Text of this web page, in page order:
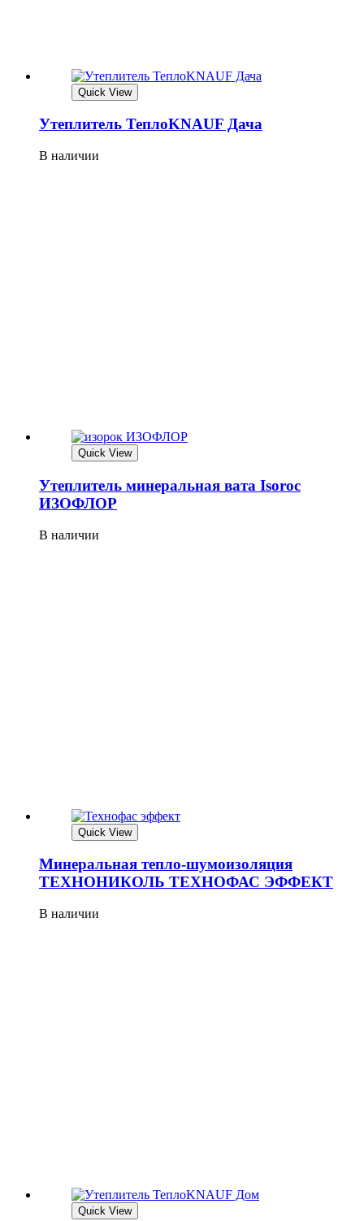
Quick View
Утеплитель ТеплоKNAUF Дача
В наличии
Quick View
Утеплитель минеральная вата Isoroc
ИЗОФЛОР
В наличии
Quick View
Минеральная тепло-шумоизоляция
ТЕХНОНИКОЛЬ ТЕХНОФАС ЭФФЕКТ
В наличии
Quick View